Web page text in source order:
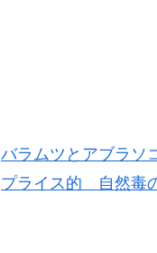
バラムツとアブラソ
プライス的 自然毒